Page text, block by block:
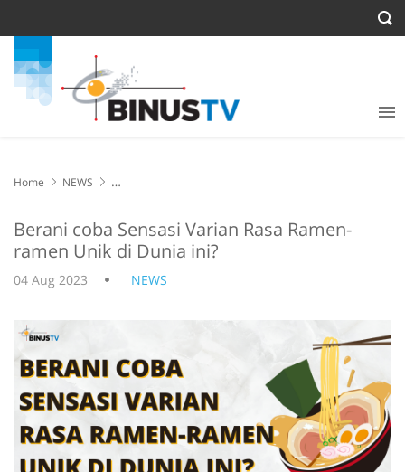
Home
NEWS
Berani coba Sensasi Varian Rasa Ramen-
ramen Unik di Dunia ini?
04 Aug 2023 NEWS